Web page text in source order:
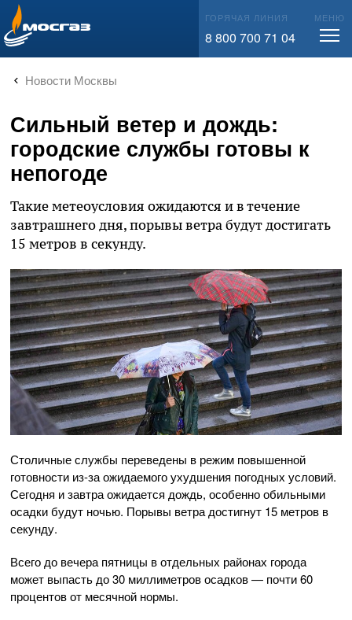
info@mos-gaz.ru ГОРЯЧАЯ ЛИНИЯ
8 800 700 71 04
МЕНЮ
Новости Москвы
Сильный ветер и дождь:
городские службы готовы к
непогоде
Такие метеоусловия ожидаются и в течение
завтрашнего дня, порывы ветра будут достигать
15 метров в секунду.
Столичные службы переведены в режим повышенной
готовности из-за ожидаемого ухудшения погодных условий.
Сегодня и завтра ожидается дождь, особенно обильными
осадки будут ночью. Порывы ветра достигнут 15 метров в
секунду.
Всего до вечера пятницы в отдельных районах города
может выпасть до 30 миллиметров осадков — почти 60
процентов от месячной нормы.